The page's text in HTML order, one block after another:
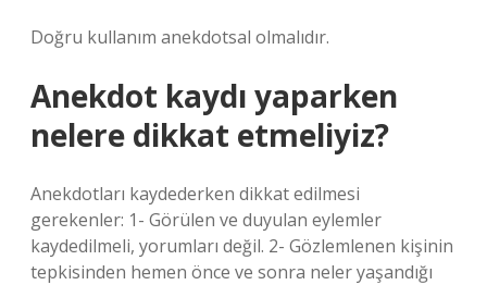
Doğru kullanım anekdotsal olmalıdır.
Anekdot kaydı yaparken
nelere dikkat etmeliyiz?
Anekdotları kaydederken dikkat edilmesi
gerekenler: 1- Görülen ve duyulan eylemler
kaydedilmeli, yorumları değil. 2- Gözlemlenen kişinin
tepkisinden hemen önce ve sonra neler yaşandığı